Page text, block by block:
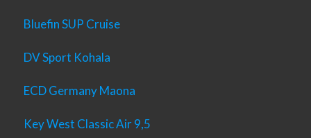
Bluefin SUP Cruise
DV Sport Kohala
ECD Germany Maona
Key West Classic Air 9,5